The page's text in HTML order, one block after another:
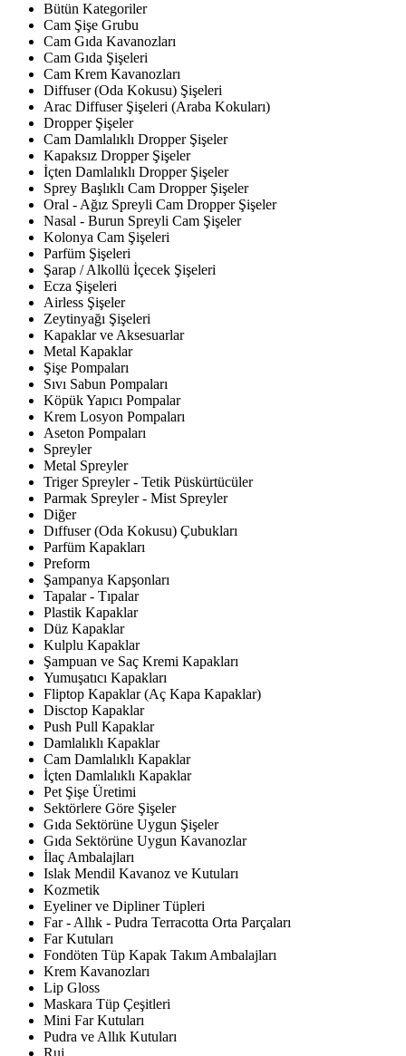
Bütün Kategoriler
Cam Şişe Grubu
Cam Gıda Kavanozları
Cam Gıda Şişeleri
Cam Krem Kavanozları
Diffuser (Oda Kokusu) Şişeleri
Arac Diffuser Şişeleri (Araba Kokuları)
Dropper Şişeler
Cam Damlalıklı Dropper Şişeler
Kapaksız Dropper Şişeler
İçten Damlalıklı Dropper Şişeler
Sprey Başlıklı Cam Dropper Şişeler
Oral - Ağız Spreyli Cam Dropper Şişeler
Nasal - Burun Spreyli Cam Şişeler
Kolonya Cam Şişeleri
Parfüm Şişeleri
Şarap / Alkollü İçecek Şişeleri
Ecza Şişeleri
Airless Şişeler
Zeytinyağı Şişeleri
Kapaklar ve Aksesuarlar
Metal Kapaklar
Şişe Pompaları
Sıvı Sabun Pompaları
Köpük Yapıcı Pompalar
Krem Losyon Pompaları
Aseton Pompaları
Spreyler
Metal Spreyler
Triger Spreyler - Tetik Püskürtücüler
Parmak Spreyler - Mist Spreyler
Diğer
Dıffuser (Oda Kokusu) Çubukları
Parfüm Kapakları
Preform
Şampanya Kapşonları
Tapalar - Tıpalar
Plastik Kapaklar
Düz Kapaklar
Kulplu Kapaklar
Şampuan ve Saç Kremi Kapakları
Yumuşatıcı Kapakları
Fliptop Kapaklar (Aç Kapa Kapaklar)
Disctop Kapaklar
Push Pull Kapaklar
Damlalıklı Kapaklar
Cam Damlalıklı Kapaklar
İçten Damlalıklı Kapaklar
Pet Şişe Üretimi
Sektörlere Göre Şişeler
Gıda Sektörüne Uygun Şişeler
Gıda Sektörüne Uygun Kavanozlar
İlaç Ambalajları
Islak Mendil Kavanoz ve Kutuları
Kozmetik
Eyeliner ve Dipliner Tüpleri
Far - Allık - Pudra Terracotta Orta Parçaları
Far Kutuları
Fondöten Tüp Kapak Takım Ambalajları
Krem Kavanozları
Lip Gloss
Maskara Tüp Çeşitleri
Mini Far Kutuları
Pudra ve Allık Kutuları